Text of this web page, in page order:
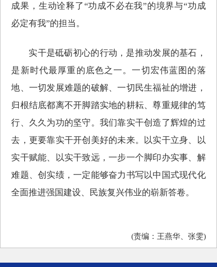
成果，生动诠释了“功成不必在我”的境界与“功成
必定有我”的担当。
实干是砥砺初心的行动，是推动发展的基石，
是新时代最厚重的底色之一。一切宏伟蓝图的落
地、一切发展难题的破解、一切民生福祉的增进，
归根结底都离不开脚踏实地的耕耘、尊重规律的笃
行、久久为功的坚守。我们靠实干创造了辉煌的过
去，更要靠实干开创美好的未来。以实干立身、以
实干赋能、以实干致远，一步一个脚印办实事、解
难题、创实绩，一定能够奋力书写以中国式现代化
全面推进强国建设、民族复兴伟业的崭新答卷。
(责编：王燕华、张雯)